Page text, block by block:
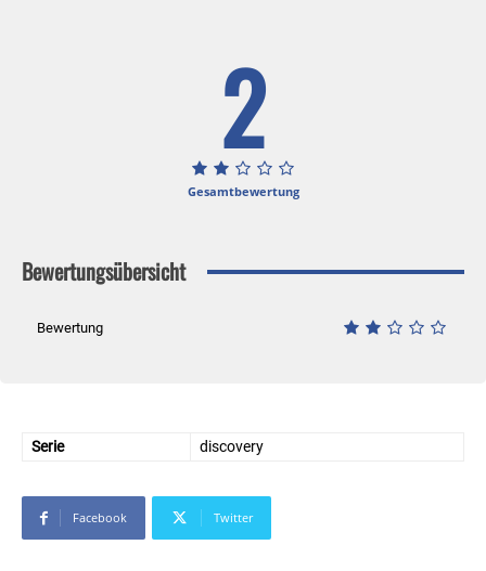
2
Gesamtbewertung
Bewertungsübersicht
Bewertung
Serie discovery
Facebook Twitter